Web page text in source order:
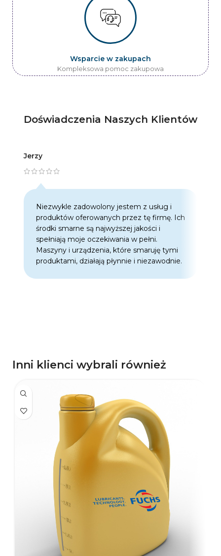
Wsparcie w zakupach
Kompleksowa pomoc zakupowa
Doświadczenia Naszych Klientów
Jerzy
Niezwykle zadowolony jestem z usług i
produktów oferowanych przez tę firmę. Ich
środki smarne są najwyższej jakości i
spełniają moje oczekiwania w pełni.
Maszyny i urządzenia, które smaruję tymi
produktami, działają płynnie i niezawodnie.
Inni klienci wybrali również